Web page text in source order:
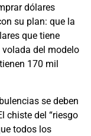
dólares
su plan: que la
que tiene
del modelo
170 mil
se deben
chiste del “riesgo
todos los